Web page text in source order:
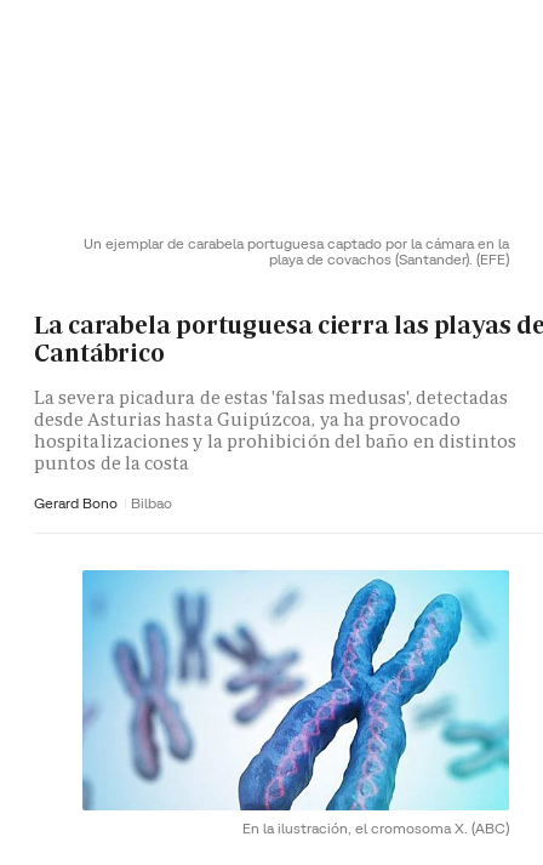
Un ejemplar de carabela portuguesa captado por la cámara en la
playa de covachos (Santander). (EFE)
La carabela portuguesa cierra las playas
Cantábrico
La severa picadura de estas 'falsas medusas', detectadas
desde Asturias hasta Guipúzcoa, ya ha provocado
hospitalizaciones y la prohibición del baño en distintos
puntos de la costa
Gerard Bono Bilbao
En la ilustración, el cromosoma X. (ABC)